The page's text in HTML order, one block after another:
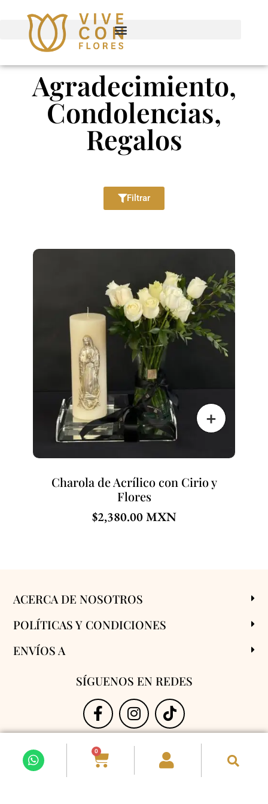
0
Agradecimiento,
Condolencias,
Regalos
Filtrar
Charola de Acrílico con Cirio y
Flores
$2,380.00
ACERCA DE NOSOTROS
POLÍTICAS Y CONDICIONES
ENVÍOS A
SÍGUENOS EN REDES
Vive con Flores 2025. Todos los derechos reservados.